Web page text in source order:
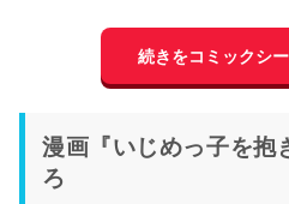
続きをコミックシ
漫画『いじめっ子を抱
ろ